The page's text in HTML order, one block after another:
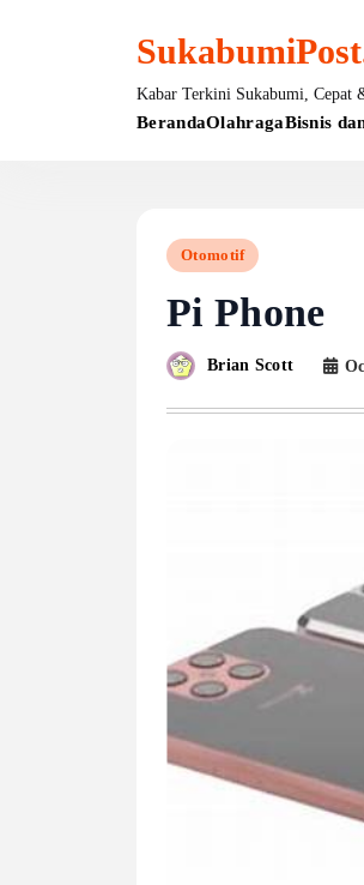
Kabar Terkini Sukabumi, Cepat
BerandaOlahragaBisnis
Otomotif
Pi Phone
Brian Scott